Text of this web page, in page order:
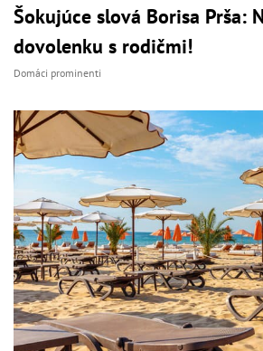
Šokujúce slová Borisa Prša:
dovolenku s rodičmi!
Domáci prominenti